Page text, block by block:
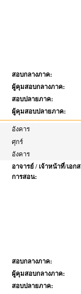
สอบกลางภาค:
ผู้คุมสอบกลางภาค:
สอบปลายภาค:
ผู้คุมสอบปลายภาค:
อังคาร
ศุกร์
อังคาร
อาจารย์ / เจ้าหน้าที่/เอก
การสอน:
สอบกลางภาค:
ผู้คุมสอบกลางภาค:
สอบปลายภาค: